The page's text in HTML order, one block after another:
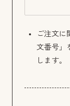
ご注文に
文番号」
します。